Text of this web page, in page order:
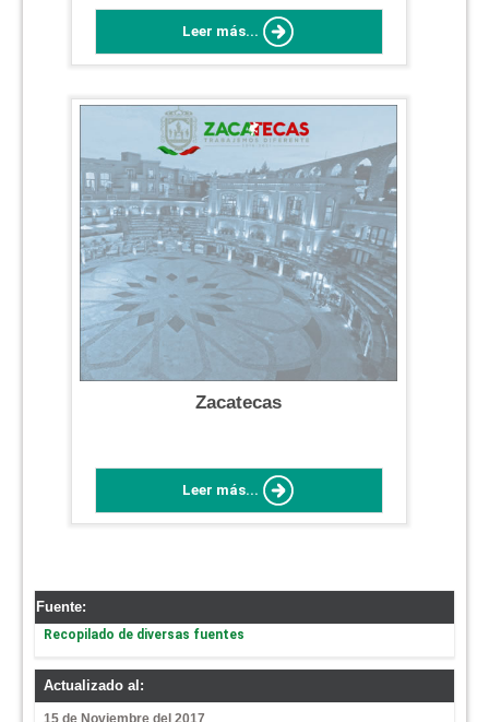
Leer más...
Zacatecas
Leer más...
Fuente:
Recopilado de diversas fuentes
Actualizado al:
15 de Noviembre del 2017